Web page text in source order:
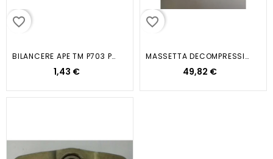
favorite_border
BILANCERE APE TM P703 P602 TM...
1,43 €
favorite_border
MASSETTA DECOMPRESSIONE BEVERLY...
49,82 €